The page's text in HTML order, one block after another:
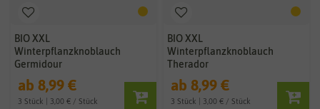
BIO XXL
Winterpflanzknoblauch
Germidour
ab 8,99 €
3 Stück | 3,00 € / Stück
BIO XXL
Winterpflanzknoblauch
Therador
ab 8,99 €
3 Stück | 3,00 € / Stück